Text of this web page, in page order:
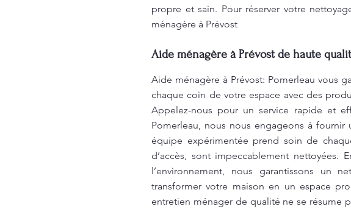
propre et sain. Pour réserver votre
ménagère à Prévost
Aide ménagère à Prévost de haute
Aide ménagère à Prévost: Pomerleau vous
chaque coin de votre espace avec des
Appelez-nous pour un service rapide et
Pomerleau, nous nous engageons à
équipe expérimentée prend soin de
d’accès, sont impeccablement
l’environnement, nous garantissons un
transformer votre maison en un espace
entretien ménager de qualité ne se résume